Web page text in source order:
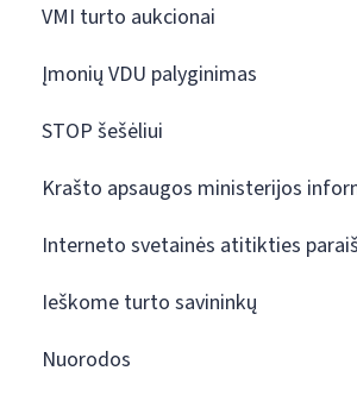
VMI turto aukcionai
Įmonių VDU palyginimas
STOP šešėliui
Krašto apsaugos ministerijos
Interneto svetainės atitikties
Ieškome turto savininkų
Nuorodos